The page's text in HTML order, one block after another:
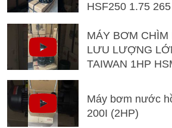
HSF250 1.75 265
MÁY BƠM
LƯU LƯỢNG
TAIWAN 1HP
Máy bơm nước
200I (2HP)